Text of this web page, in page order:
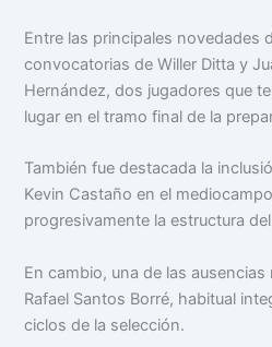
Entre las principales novedades
convocatorias de Willer Ditta y
Hernández, dos jugadores que
lugar en el tramo final de la
También fue destacada la
Kevin Castaño en el
progresivamente la estructura
En cambio, una de las
Rafael Santos Borré, habitual
ciclos de la selección.